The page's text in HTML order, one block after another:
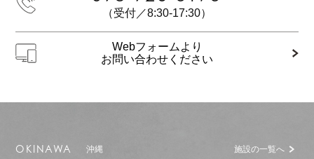
（受付／8:30-17:30）
Webフォームより
お問い合わせください
OKINAWA 沖縄 施設の一覧へ